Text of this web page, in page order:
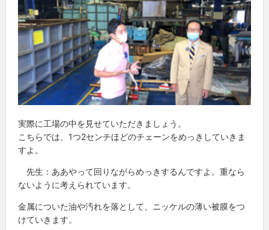
実際に工場の中を見せていただきましょう。
こちらでは、1つ2センチほどのチェーンをめっきしていきま
すよ。
先生：ああやって回りながらめっきするんですよ。重なら
ないように考えられています。
金属についた油や汚れを落として、ニッケルの薄い被膜をつ
けていきます。